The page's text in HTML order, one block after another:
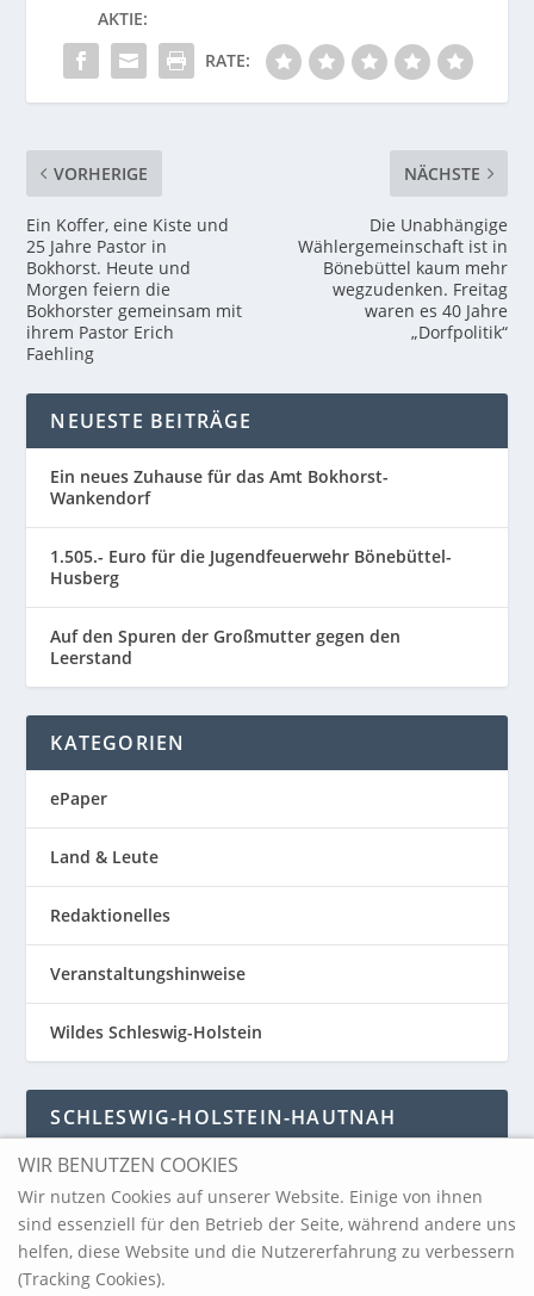
AKTIE:
RATE:
VORHERIGE
Ein Koffer, eine Kiste und
25 Jahre Pastor in
Bokhorst. Heute und
Morgen feiern die
Bokhorster gemeinsam mit
ihrem Pastor Erich
Faehling
NÄCHSTE
Die Unabhängige
Wählergemeinschaft ist in
Bönebüttel kaum mehr
wegzudenken. Freitag
waren es 40 Jahre
„Dorfpolitik“
NEUESTE BEITRÄGE
Ein neues Zuhause für das Amt Bokhorst-
Wankendorf
1.505.- Euro für die Jugendfeuerwehr Bönebüttel-
Husberg
Auf den Spuren der Großmutter gegen den
Leerstand
KATEGORIEN
ePaper
Land & Leute
Redaktionelles
Veranstaltungshinweise
Wildes Schleswig-Holstein
SCHLESWIG-HOLSTEIN-HAUTNAH
Schleswig-Holstein-Hautnah
ARCHIV
WIR BENUTZEN COOKIES
Wir nutzen Cookies auf unserer Website. Einige von ihnen
sind essenziell für den Betrieb der Seite, während andere uns
helfen, diese Website und die Nutzererfahrung zu verbessern
(Tracking Cookies).